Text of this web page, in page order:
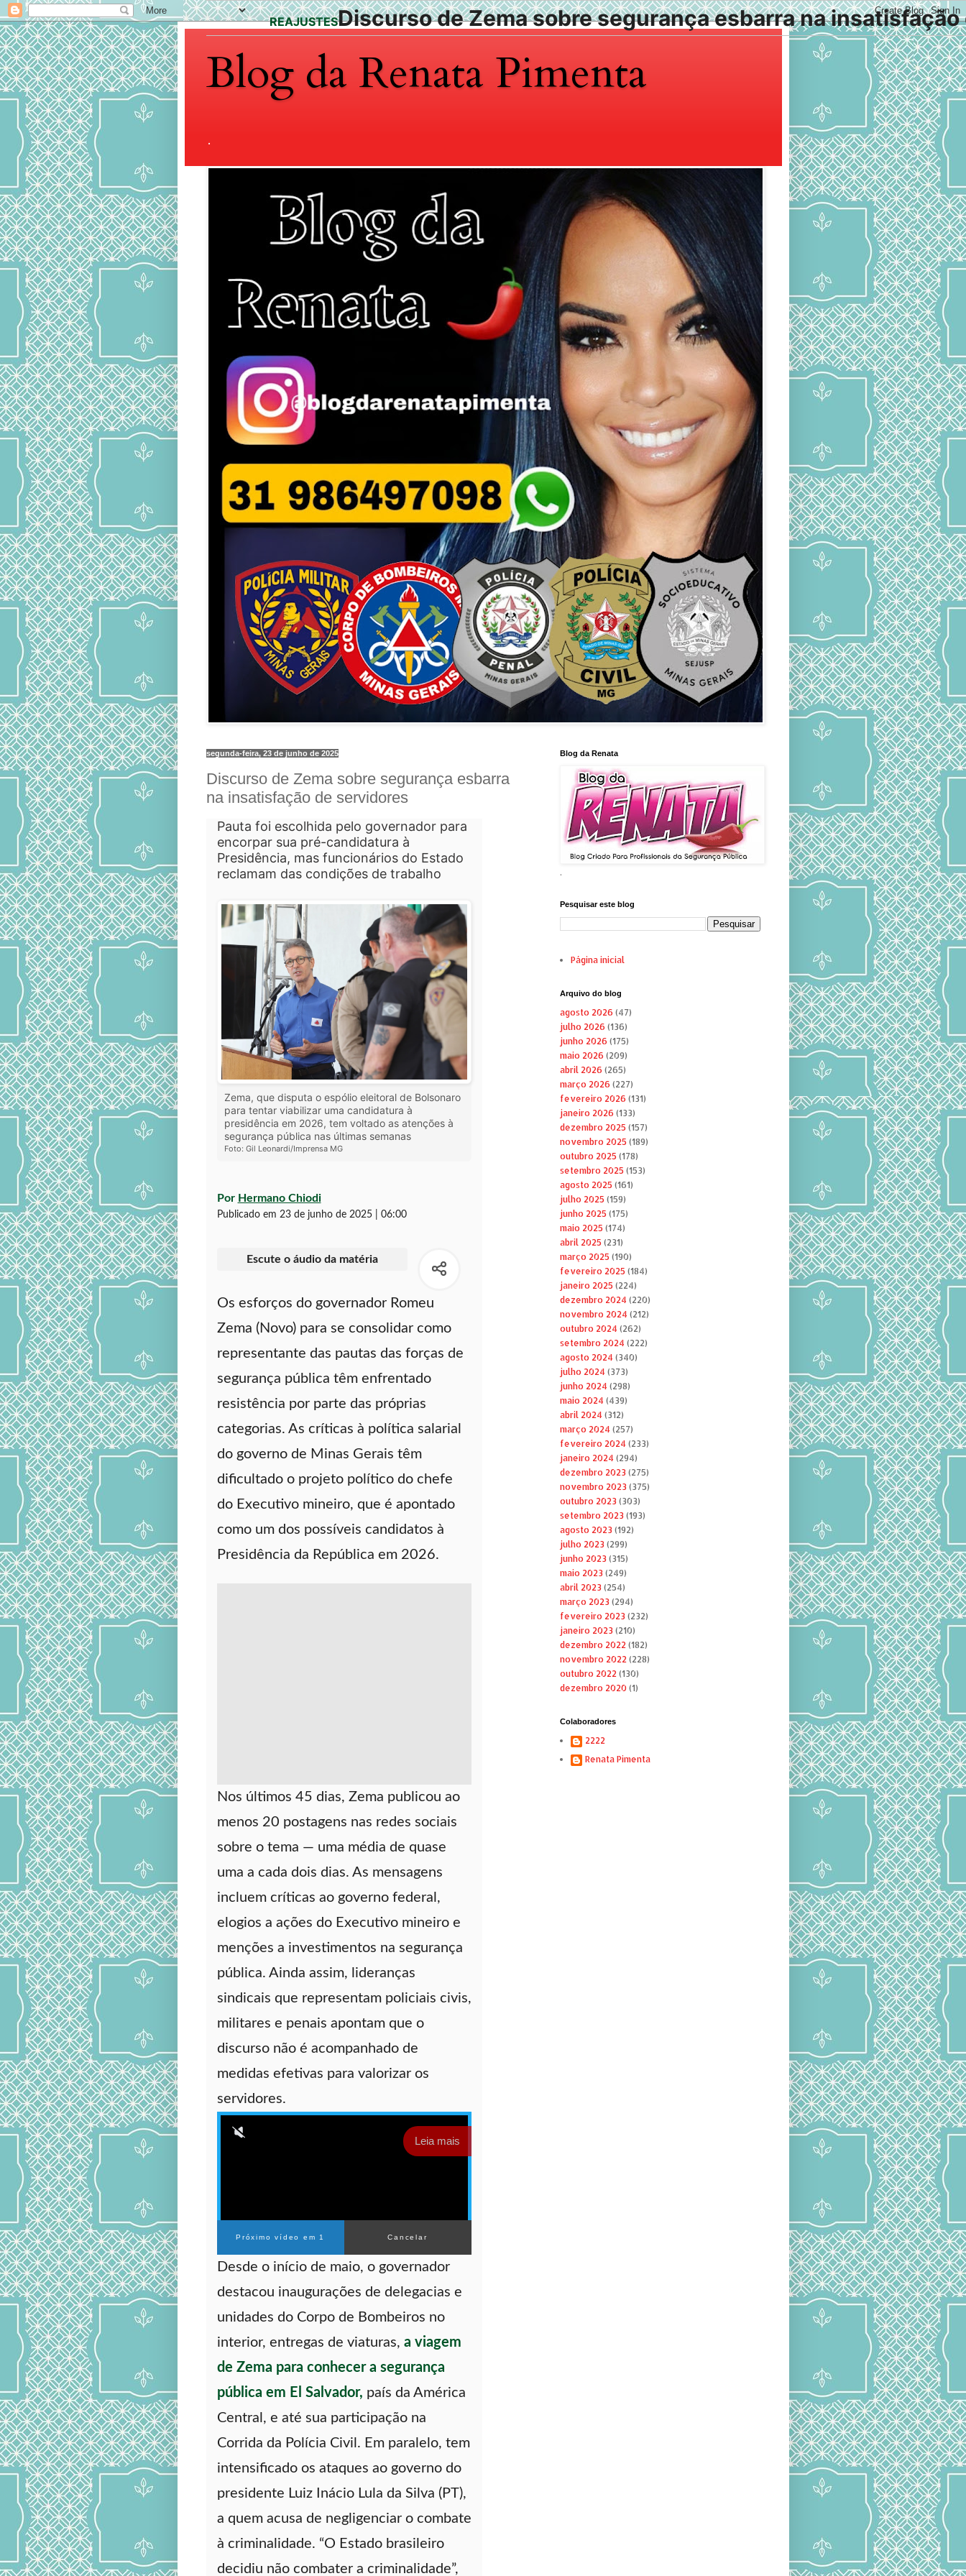
Blog da Renata Pimenta
.
segunda-feira, 23 de junho de 2025
Discurso de Zema sobre segurança esbarra
na insatisfação de servidores
REAJUSTESDiscurso de Zema sobre segurança esbarra na
Pauta foi escolhida pelo governador para
encorpar sua pré-candidatura à
Presidência, mas funcionários do Estado
reclamam das condições de trabalho
Zema, que disputa o espólio eleitoral de Bolsonaro
para tentar viabilizar uma candidatura à
presidência em 2026, tem voltado as atenções à
segurança pública nas últimas semanas
Foto: Gil Leonardi/Imprensa MG
Por Hermano Chiodi
Publicado em 23 de junho de 2025 | 06:00
Escute o áudio da matéria
Os esforços do governador Romeu
Zema (Novo) para se consolidar como
representante das pautas das forças de
segurança pública têm enfrentado
resistência por parte das próprias
categorias. As críticas à política salarial
do governo de Minas Gerais têm
dificultado o projeto político do chefe
do Executivo mineiro, que é apontado
como um dos possíveis candidatos à
Presidência da República em 2026.
Nos últimos 45 dias, Zema publicou ao
menos 20 postagens nas redes sociais
sobre o tema — uma média de quase
uma a cada dois dias. As mensagens
incluem críticas ao governo federal,
elogios a ações do Executivo mineiro e
menções a investimentos na segurança
pública. Ainda assim, lideranças
sindicais que representam policiais civis,
militares e penais apontam que o
discurso não é acompanhado de
medidas efetivas para valorizar os
servidores.
Leia mais
Próximo vídeo em 1 Cancelar
Desde o início de maio, o governador
destacou inaugurações de delegacias e
unidades do Corpo de Bombeiros no
interior, entregas de viaturas, a viagem
de Zema para conhecer a segurança
pública em El Salvador, país da América
Central, e até sua participação na
Corrida da Polícia Civil. Em paralelo, tem
intensificado os ataques ao governo do
presidente Luiz Inácio Lula da Silva (PT),
a quem acusa de negligenciar o combate
à criminalidade. “O Estado brasileiro
decidiu não combater a criminalidade”,
Blog da Renata
.
Pesquisar este blog
Página inicial
Arquivo do blog
agosto 2026 (47)
julho 2026 (136)
junho 2026 (175)
maio 2026 (209)
abril 2026 (265)
março 2026 (227)
fevereiro 2026 (131)
janeiro 2026 (133)
dezembro 2025 (157)
novembro 2025 (189)
outubro 2025 (178)
setembro 2025 (153)
agosto 2025 (161)
julho 2025 (159)
junho 2025 (175)
maio 2025 (174)
abril 2025 (231)
março 2025 (190)
fevereiro 2025 (184)
janeiro 2025 (224)
dezembro 2024 (220)
novembro 2024 (212)
outubro 2024 (262)
setembro 2024 (222)
agosto 2024 (340)
julho 2024 (373)
junho 2024 (298)
maio 2024 (439)
abril 2024 (312)
março 2024 (257)
fevereiro 2024 (233)
janeiro 2024 (294)
dezembro 2023(275)
novembro 2023(375)
outubro 2023(303)
setembro 2023(193)
agosto 2023(192)
julho 2023(299)
junho 2023(315)
maio 2023(249)
abril 2023(254)
março 2023(294)
fevereiro 2023(232)
janeiro 2023(210)
dezembro 2022(182)
novembro 2022(228)
outubro 2022(130)
dezembro 2020(1)
Colaboradores
2222
Renata Pimenta